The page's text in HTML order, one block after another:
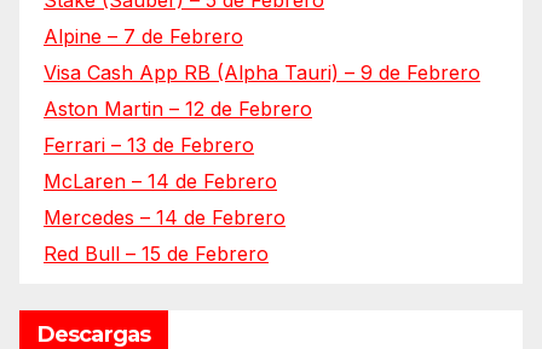
Alpine – 7 de Febrero
Visa Cash App RB (Alpha Tauri) – 9 de Febrero
Aston Martin – 12 de Febrero
Ferrari – 13 de Febrero
McLaren – 14 de Febrero
Mercedes – 14 de Febrero
Red Bull – 15 de Febrero
Descargas